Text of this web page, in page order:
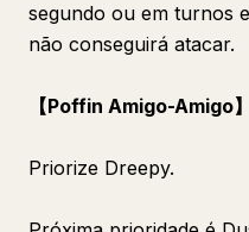
segundo ou em turnos
não conseguirá atacar.
【Poffin Amigo-Amigo】
Priorize Dreepy.